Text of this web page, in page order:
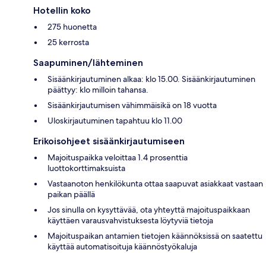
Hotellin koko
275 huonetta
25 kerrosta
Saapuminen/lähteminen
Sisäänkirjautuminen alkaa: klo 15.00. Sisäänkirjautuminen
päättyy: klo milloin tahansa.
Sisäänkirjautumisen vähimmäisikä on 18 vuotta
Uloskirjautuminen tapahtuu klo 11.00
Erikoisohjeet sisäänkirjautumiseen
Majoituspaikka veloittaa 1.4 prosenttia
luottokorttimaksuista
Vastaanoton henkilökunta ottaa saapuvat asiakkaat vastaan
paikan päällä
Jos sinulla on kysyttävää, ota yhteyttä majoituspaikkaan
käyttäen varausvahvistuksesta löytyviä tietoja
Majoituspaikan antamien tietojen käännöksissä on saatettu
käyttää automatisoituja käännöstyökaluja